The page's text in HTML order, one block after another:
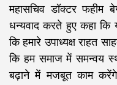
महासचिव डॉक्टर फहीम
धन्यवाद करते हुए कहा कि
कि हमारे उपाध्यक्ष राहत
कि हम समाज में समन्वय
बढ़ाने में मजबूत काम